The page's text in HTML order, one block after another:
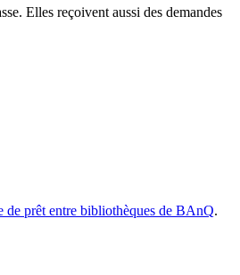
Elles reçoivent aussi des demandes
de prêt entre bibliothèques de BAnQ.